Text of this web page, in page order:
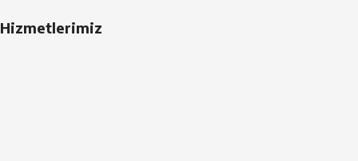
Hizmetlerimiz